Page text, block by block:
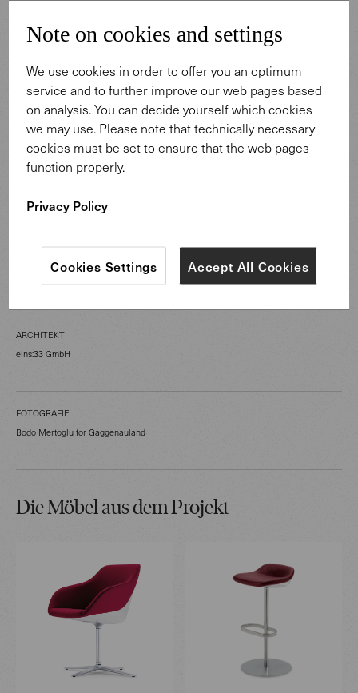
Retail Spaces
Esszimmer, Küche, Showroom/shop, Gebäude
ARCHITEKT
eins:33 GmbH
FOTOGRAFIE
Bodo Mertoglu for Gaggenauland
Die Möbel aus dem Projekt
Note on cookies and settings
We use cookies in order to offer you an optimum
service and to further improve our web pages based
on analysis. You can decide yourself which cookies
we may use. Please note that technically necessary
cookies must be set to ensure that the web pages
function properly.
Privacy Policy
Accept All Cookies
Cookies Settings